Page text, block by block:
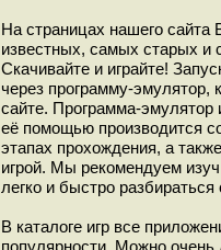
На страницах нашего
известных, самых старых
Скачивайте и играйте!
через программу-эмулятор,
сайте. Программа-
её помощью производится
этапах прохождения, а
игрой. Мы рекомендуем
легко и быстро
В каталоге игр все
популярности. Можно очень